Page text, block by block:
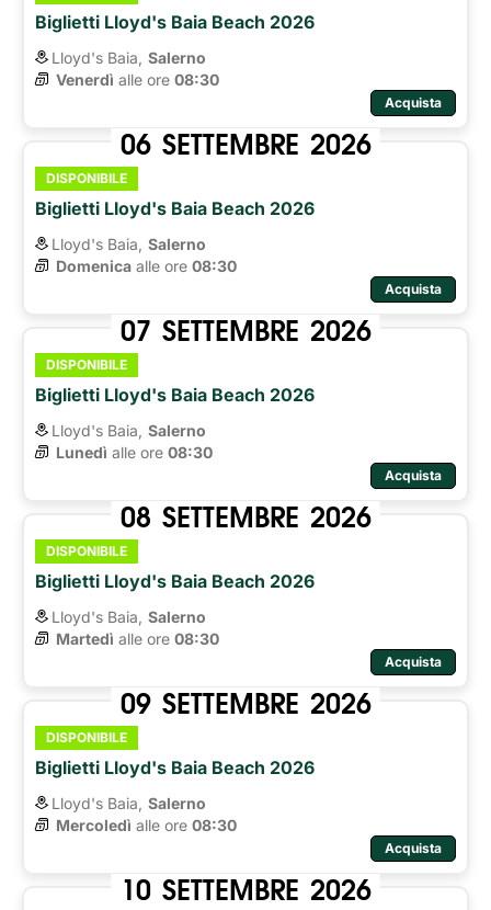
Biglietti Lloyd's Baia Beach 2026
Lloyd's Baia, Salerno
Venerdì alle ore 08:30
Acquista
06 SETTEMBRE 2026
DISPONIBILE
Biglietti Lloyd's Baia Beach 2026
Lloyd's Baia, Salerno
Domenica alle ore 08:30
Acquista
07 SETTEMBRE 2026
DISPONIBILE
Biglietti Lloyd's Baia Beach 2026
Lloyd's Baia, Salerno
Lunedì alle ore 08:30
Acquista
08 SETTEMBRE 2026
DISPONIBILE
Biglietti Lloyd's Baia Beach 2026
Lloyd's Baia, Salerno
Martedì alle ore 08:30
Acquista
09 SETTEMBRE 2026
DISPONIBILE
Biglietti Lloyd's Baia Beach 2026
Lloyd's Baia, Salerno
Mercoledì alle ore 08:30
Acquista
10 SETTEMBRE 2026